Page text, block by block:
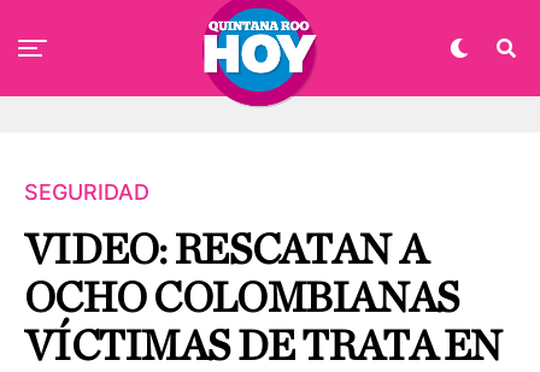
SEGURIDAD
VIDEO: RESCATAN A
OCHO COLOMBIANAS
VÍCTIMAS DE TRATA EN